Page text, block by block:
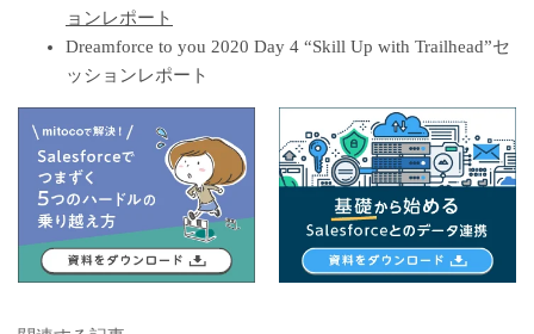
ョンレポート
Dreamforce to you 2020 Day 4 “Skill Up with Trailhead”セ
ッションレポート